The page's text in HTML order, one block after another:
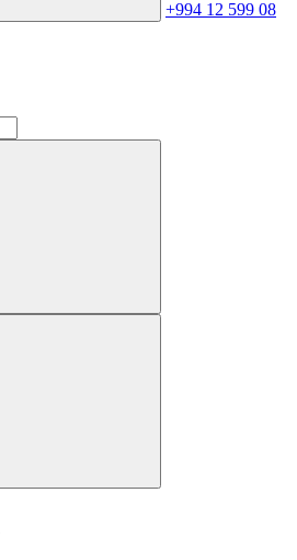
+994 12 599 08